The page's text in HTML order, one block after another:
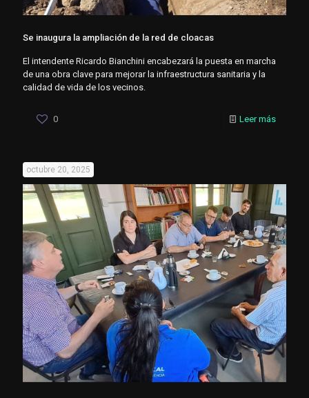
Se inaugura la ampliación de la red de cloacas
El intendente Ricardo Bianchini encabezará la puesta en marcha
de una obra clave para mejorar la infraestructura sanitaria y la
calidad de vida de los vecinos.
0 Leer más
octubre 20, 2025